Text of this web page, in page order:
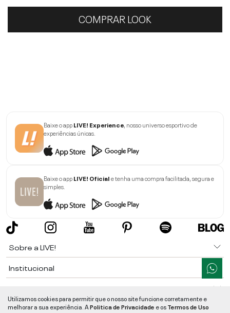
COMPRAR LOOK
Baixe o appLIVE! Experience , nosso universo esportivo de
experiências únicas.
Baixe o appLIVE! Oficiale tenha uma compra facilitada, segura e
simples.
Sobre a LIVE!
Institucional
Ajuda
Utilizamos cookies para permitir que o nosso site funcione corretamente e
melhorar a sua experiência. APolitica de Privacidade e osTermos de Uso